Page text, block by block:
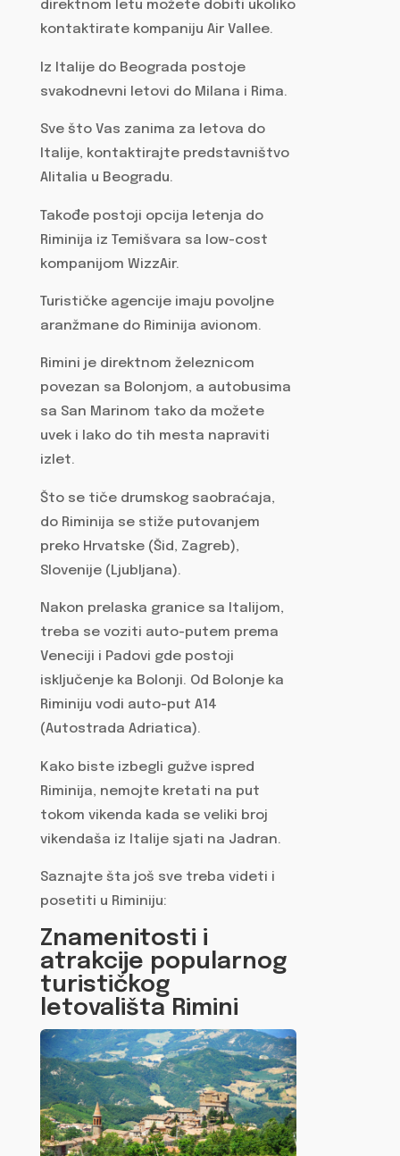
direktnom letu možete dobiti ukoliko
kontaktirate kompaniju Air Vallee.
Iz Italije do Beograda postoje
svakodnevni letovi do Milana i Rima.
Sve što Vas zanima za letova do
Italije, kontaktirajte predstavništvo
Alitalia u Beogradu.
Takođe postoji opcija letenja do
Riminija iz Temišvara sa low-cost
kompanijom WizzAir.
Turističke agencije imaju povoljne
aranžmane do Riminija avionom.
Rimini je direktnom železnicom
povezan sa Bolonjom, a autobusima
sa San Marinom tako da možete
uvek i lako do tih mesta napraviti
izlet.
Što se tiče drumskog saobraćaja,
do Riminija se stiže putovanjem
preko Hrvatske (Šid, Zagreb),
Slovenije (Ljubljana).
Nakon prelaska granice sa Italijom,
treba se voziti auto-putem prema
Veneciji i Padovi gde postoji
isključenje ka Bolonji. Od Bolonje ka
Riminiju vodi auto-put A14
(Autostrada Adriatica).
Kako biste izbegli gužve ispred
Riminija, nemojte kretati na put
tokom vikenda kada se veliki broj
vikendaša iz Italije sjati na Jadran.
Saznajte šta još sve treba videti i
posetiti u Riminiju:
Znamenitosti i
atrakcije popularnog
turističkog
letovališta Rimini